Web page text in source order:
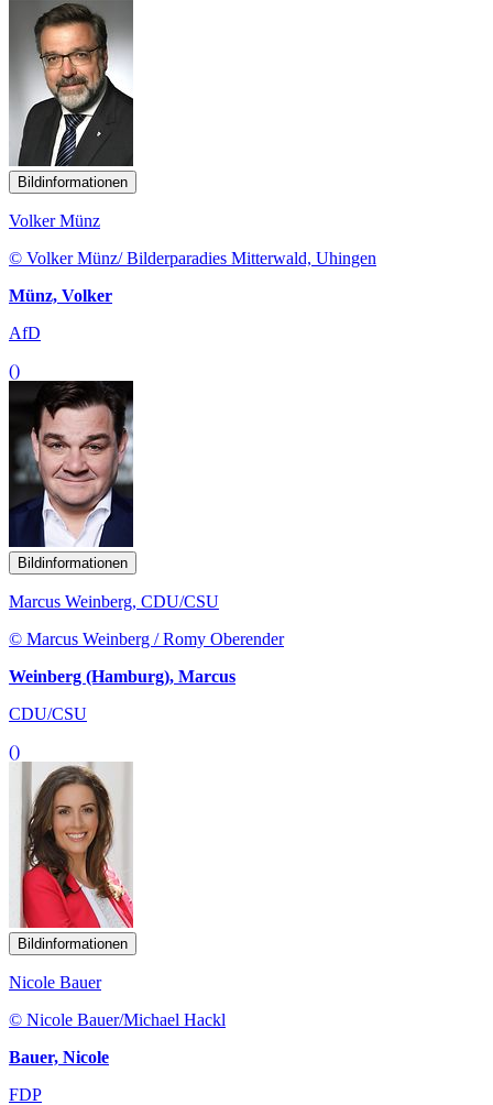
Bildinformationen
Volker Münz
© Volker Münz/ Bilderparadies Mitterwald, Uhingen
Münz, Volker
AfD
()
Bildinformationen
Marcus Weinberg, CDU/CSU
© Marcus Weinberg / Romy Oberender
Weinberg (Hamburg), Marcus
CDU/CSU
()
Bildinformationen
Nicole Bauer
© Nicole Bauer/Michael Hackl
Bauer, Nicole
FDP